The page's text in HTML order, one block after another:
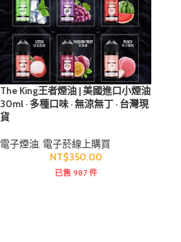
The King王者煙油 | 美國進口小煙油
30ml · 多種口味 · 無涼無丁 · 台灣現
貨
電子煙油, 電子菸線上購買
NT$350.00
已售 987 件